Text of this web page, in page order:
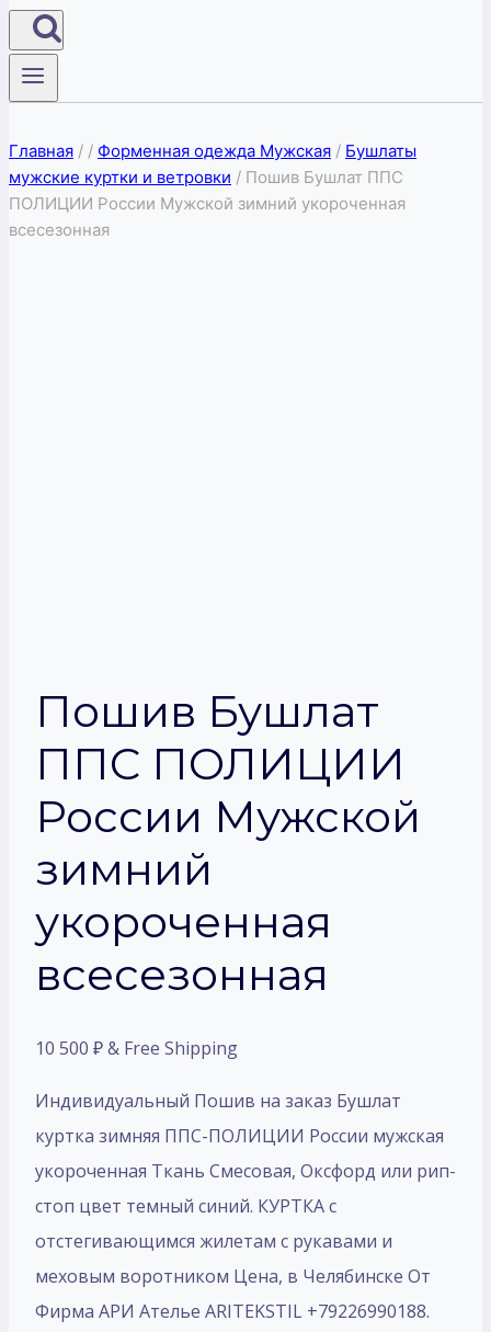
Главная / / Форменная одежда Мужская / Бушлаты
мужские куртки и ветровки / Пошив Бушлат ППС
ПОЛИЦИИ России Мужской зимний укороченная
всесезонная
Пошив Бушлат
ППС ПОЛИЦИИ
России Мужской
зимний
укороченная
всесезонная
10 500 ₽& Free Shipping
Индивидуальный Пошив на заказ Бушлат
куртка зимняя ППС-ПОЛИЦИИ России мужская
укороченная Ткань Смесовая, Оксфорд или рип-
стоп цвет темный синий. КУРТКА с
отстегивающимся жилетам с рукавами и
меховым воротником Цена, в Челябинске От
Фирма АРИ Ателье ARITEKSTIL +79226990188.